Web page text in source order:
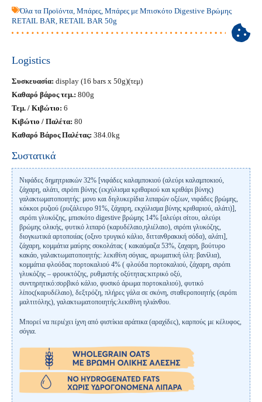
Όλα τα Προϊόντα, Μπάρες, Μπάρες με Μπισκότο Digestive Βρώμης
RETAIL BAR, RETAIL BAR 50g
Logistics
Συσκευασία: display (16 bars x 50g)(τεμ)
Καθαρό βάρος τεμ.: 800g
Τεμ. / Κιβώτιο: 6
Κιβώτιο / Παλέτα: 80
Καθαρό Βάρος Παλέτας: 384.0kg
Συστατικά
Νιφάδες δημητριακών 32% [νιφάδες καλαμποκιού (αλεύρι καλαμποκιού,
ζάχαρη, αλάτι, σιρόπι βύνης (εκχύλισμα κριθαριού και κριθάρι βύνης)
γαλακτωματοποιητής: μονο και διγλυκερίδια λιπαρών οξέων, νιφάδες βρώμης,
κόκκοι ρυζιού (ρυζάλευρο 91%, ζάχαρη, εκχύλισμα βύνης κριθαριού, αλάτι)],
σιρόπι γλυκόζης, μπισκότο digestive βρώμης 14% [αλεύρι σίτου, αλεύρι
βρώμης ολικής, φυτικό λιπαρό (καρυδέλαιο,ηλιέλαιο), σιρόπι γλυκόζης,
διογκωτικά αρτοποιίας (οξινο τρυγικό κάλιο, διττανθρακική σόδα), αλάτι],
ζάχαρη, κομμάτια μαύρης σοκολάτας ( κακαόμαζα 53%, ζαχαρη, βούτυρο
κακάο, γαλακτωματοποιητής: λεκιθίνη σόγιας, αρωματική ύλη: βανίλια),
κομμάτια φλούδας πορτοκαλιού 4% ( φλούδα πορτοκαλιού, ζάχαρη, σιρόπι
γλυκόζης – φρουκτόζης, ρυθμιστής οξύτητας:κιτρικό οξύ,
συντηρητικό:σορβικό κάλιο, φυσικό άρωμα πορτοκαλιού), φυτικό
λίπος(καρυδέλαιο), δεξτρόζη, πλήρες γάλα σε σκόνη, σταθεροποιητής (σιρόπι
μαλτιτόλης), γαλακτωματοποιητής:λεκιθίνη ηλιάνθου.
Μπορεί να περιέχει ίχνη από φιστίκια αράπικα (αραχίδες), καρπούς με κέλυφος,
σόγια.